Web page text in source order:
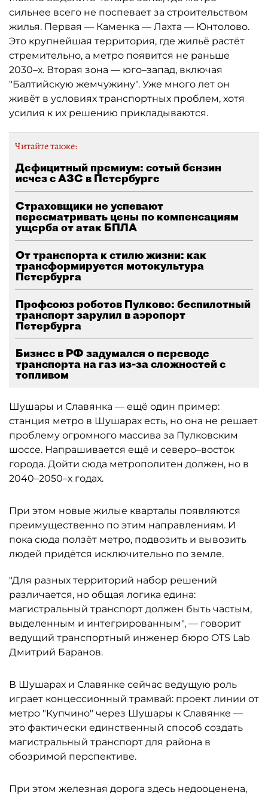
сильнее всего не поспевает за строительством
жилья. Первая — Каменка — Лахта — Юнтолово.
Это крупнейшая территория, где жильё растёт
стремительно, а метро появится не раньше
2030–х. Вторая зона — юго–запад, включая
"Балтийскую жемчужину". Уже много лет он
живёт в условиях транспортных проблем, хотя
усилия к их решению прикладываются.
Читайте также:
Дефицитный премиум: сотый бензин
исчез с АЗС в Петербурге
Страховщики не успевают
пересматривать цены по компенсациям
ущерба от атак БПЛА
От транспорта к стилю жизни: как
трансформируется мотокультура
Петербурга
Профсоюз роботов Пулково: беспилотный
транспорт зарулил в аэропорт
Петербурга
Бизнес в РФ задумался о переводе
транспорта на газ из-за сложностей с
топливом
Шушары и Славянка — ещё один пример:
станция метро в Шушарах есть, но она не решает
проблему огромного массива за Пулковским
шоссе. Напрашивается ещё и северо–восток
города. Дойти сюда метрополитен должен, но в
2040–2050–х годах.
При этом новые жилые кварталы появляются
преимущественно по этим направлениям. И
пока сюда ползёт метро, подвозить и вывозить
людей придётся исключительно по земле.
"Для разных территорий набор решений
различается, но общая логика едина:
магистральный транспорт должен быть частым,
выделенным и интегрированным", — говорит
ведущий транспортный инженер бюро OTS Lab
Дмитрий Баранов.
В Шушарах и Славянке сейчас ведущую роль
играет концессионный трамвай: проект линии от
метро "Купчино" через Шушары к Славянке —
это фактически единственный способ создать
магистральный транспорт для района в
обозримой перспективе.
При этом железная дорога здесь недооценена,